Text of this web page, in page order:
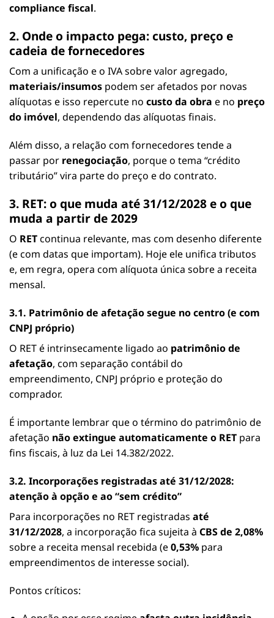
compliance fiscal.
2. Onde o impacto pega: custo, preço e
cadeia de fornecedores
Com a unificação e o IVA sobre valor agregado,
materiais/insumos podem ser afetados por novas
alíquotas e isso repercute no custo da obra e no preço
do imóvel, dependendo das alíquotas finais.
Além disso, a relação com fornecedores tende a
passar por renegociação, porque o tema “crédito
tributário” vira parte do preço e do contrato.
3. RET: o que muda até 31/12/2028 e o que
muda a partir de 2029
O RETcontinua relevante, mas com desenho diferente
(e com datas que importam). Hoje ele unifica tributos
e, em regra, opera com alíquota única sobre a receita
mensal.
3.1. Patrimônio de afetação segue no centro (e com
CNPJ próprio)
O RET é intrinsecamente ligado ao patrimônio de
afetação, com separação contábil do
empreendimento, CNPJ próprio e proteção do
comprador.
É importante lembrar que o término do patrimônio de
afetação não extingue automaticamente o RET para
fins fiscais, à luz da Lei 14.382/2022.
3.2. Incorporações registradas até 31/12/2028:
atenção à opção e ao “sem crédito”
Para incorporações no RET registradas até
31/12/2028, a incorporação fica sujeita à CBS de 2,08%
sobre a receita mensal recebida (e0,53% para
empreendimentos de interesse social).
Pontos críticos: